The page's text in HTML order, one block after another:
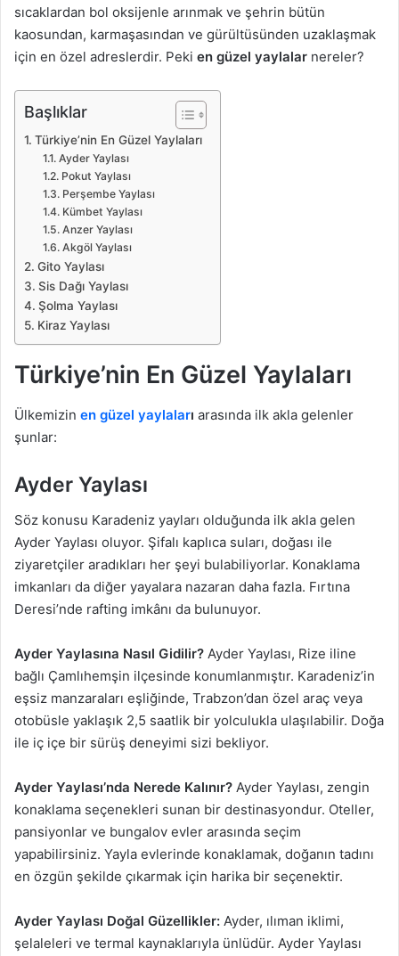
sıcaklardan bol oksijenle arınmak ve şehrin bütün
kaosundan, karmaşasından ve gürültüsünden uzaklaşmak
için en özel adreslerdir. Peki en güzel yaylalar nereler?
Başlıklar
Türkiye’nin En Güzel Yaylaları
Ayder Yaylası
Pokut Yaylası
Perşembe Yaylası
Kümbet Yaylası
Anzer Yaylası
Akgöl Yaylası
Gito Yaylası
Sis Dağı Yaylası
Şolma Yaylası
Kiraz Yaylası
Türkiye’nin En Güzel Yaylaları
Ülkemizin en güzel yaylaları arasında ilk akla gelenler
şunlar:
Ayder Yaylası
Söz konusu Karadeniz yayları olduğunda ilk akla gelen
Ayder Yaylası oluyor. Şifalı kaplıca suları, doğası ile
ziyaretçiler aradıkları her şeyi bulabiliyorlar. Konaklama
imkanları da diğer yayalara nazaran daha fazla. Fırtına
Deresi’nde rafting imkânı da bulunuyor.
Ayder Yaylasına Nasıl Gidilir? Ayder Yaylası, Rize iline
bağlı Çamlıhemşin ilçesinde konumlanmıştır. Karadeniz’in
eşsiz manzaraları eşliğinde, Trabzon’dan özel araç veya
otobüsle yaklaşık 2,5 saatlik bir yolculukla ulaşılabilir. Doğa
ile iç içe bir sürüş deneyimi sizi bekliyor.
Ayder Yaylası’nda Nerede Kalınır? Ayder Yaylası, zengin
konaklama seçenekleri sunan bir destinasyondur. Oteller,
pansiyonlar ve bungalov evler arasında seçim
yapabilirsiniz. Yayla evlerinde konaklamak, doğanın tadını
en özgün şekilde çıkarmak için harika bir seçenektir.
Ayder Yaylası Doğal Güzellikler: Ayder, ılıman iklimi,
şelaleleri ve termal kaynaklarıyla ünlüdür. Ayder Yaylası